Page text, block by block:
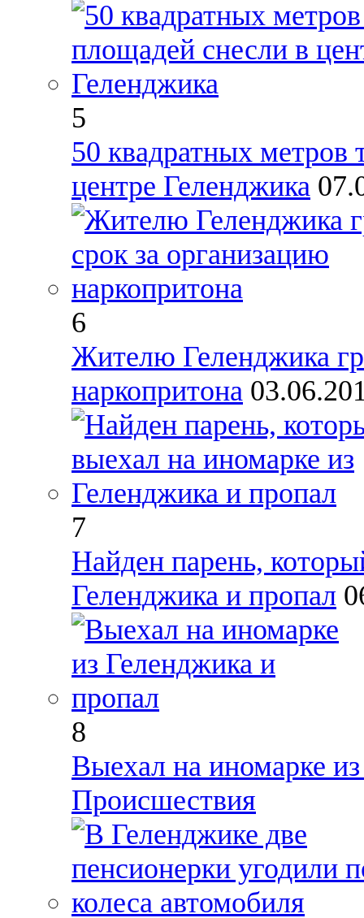
5
50 квадратных метров
центре Геленджика
6
Жителю Геленджика
наркопритона
7
Найден парень,
Геленджика и пропал
8
Выехал на иномарке
Происшествия